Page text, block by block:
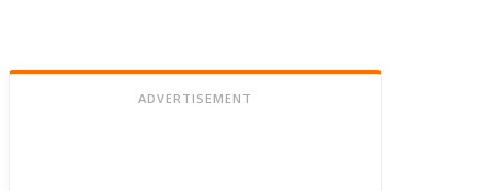
ADVERTISEMENT